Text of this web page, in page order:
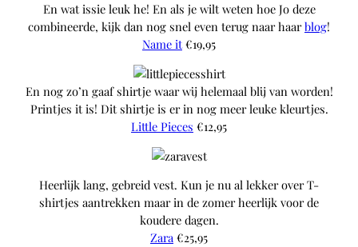
En wat issie leuk he! En als je wilt weten hoe Jo deze
combineerde, kijk dan nog snel even terug naar haarblog!
Name it€19,95
En nog zo’n gaaf shirtje waar wij helemaal blij van worden!
Printjes it is! Dit shirtje is er in nog meer leuke kleurtjes.
Little Pieces €12,95
Heerlijk lang, gebreid vest. Kun je nu al lekker over T-
shirtjes aantrekken maar in de zomer heerlijk voor de
koudere dagen.
Zara €25,95